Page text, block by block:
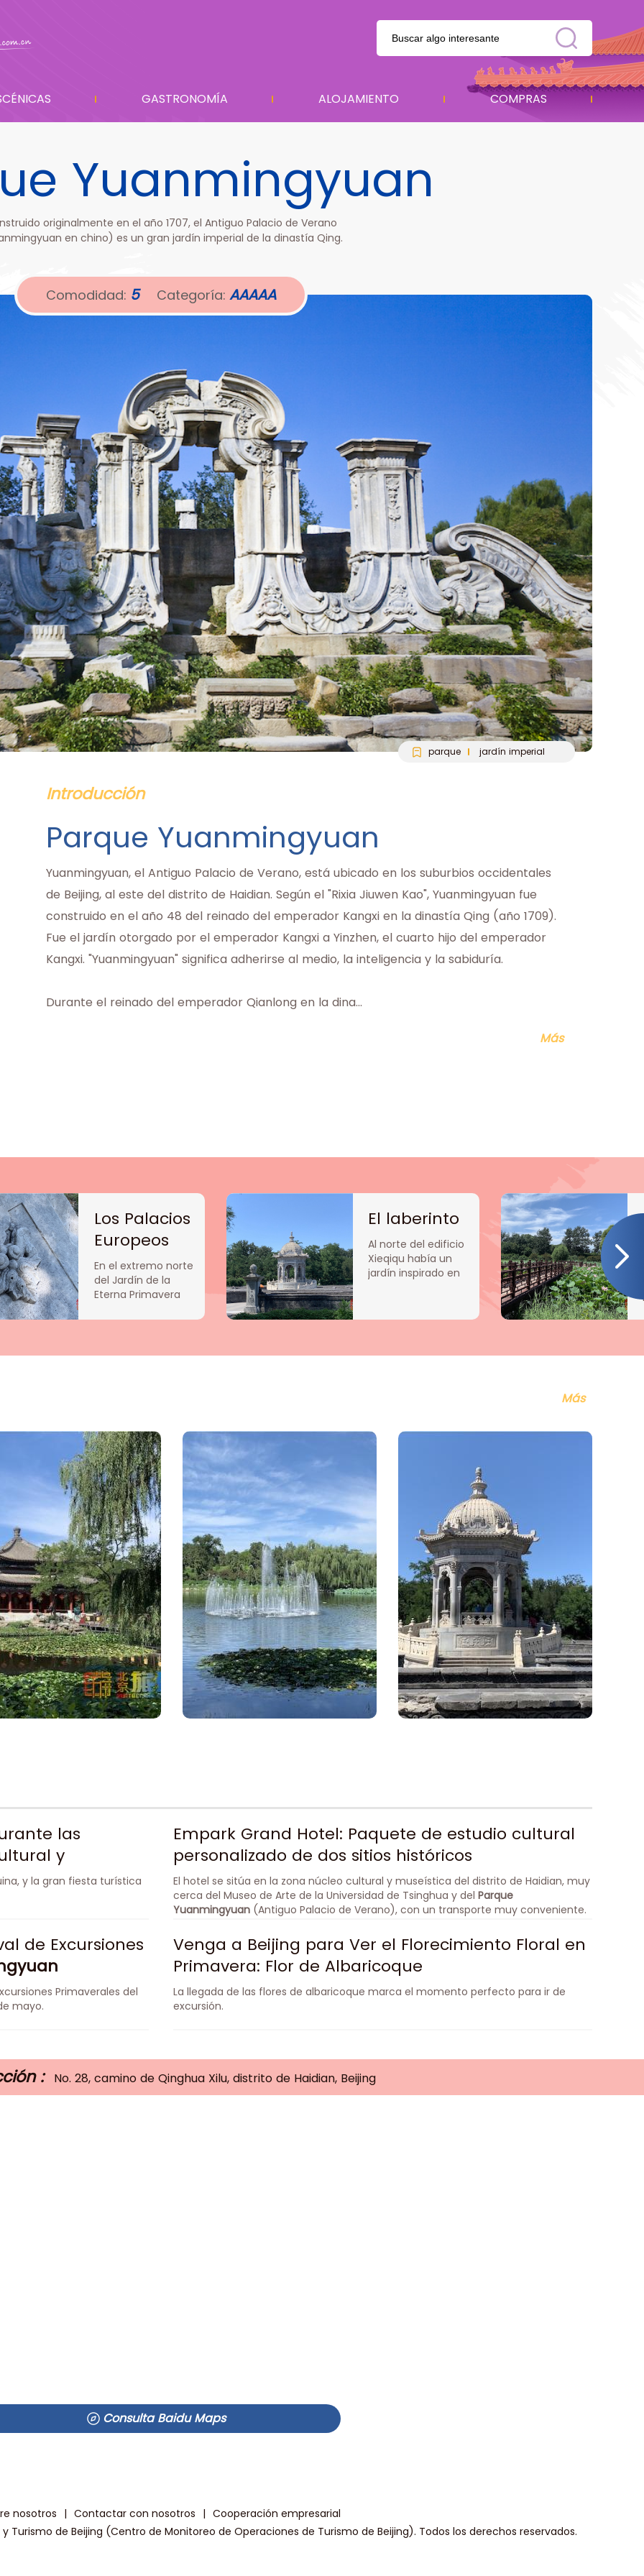
GASTRONOMÍA ALOJAMIENTO COMPRAS
Yuanmingyuan
originalmente en el año 1707, el Antiguo Palacio de Verano
en chino) es un gran jardín imperial de la dinastía Qing.
Comodidad: 5 Categoría: AAAAA
parque jardín imperial
Introducción
Parque Yuanmingyuan
Yuanmingyuan, el Antiguo Palacio de Verano, está ubicado en los suburbios occidentales
de Beijing, al este del distrito de Haidian. Según el "Rixia Jiuwen Kao", Yuanmingyuan fue
construido en el año 48 del reinado del emperador Kangxi en la dinastía Qing (año 1709).
Fue el jardín otorgado por el emperador Kangxi a Yinzhen, el cuarto hijo del emperador
Kangxi. "Yuanmingyuan" significa adherirse al medio, la inteligencia y la sabiduría.
Durante el reinado del emperador Qianlong en la dina...
Más
Los Palacios
Europeos
En el extremo norte
del Jardín de la
Eterna Primavera
un de los tres
Parque
El laberinto
Al norte del edificio
Xieqiqu había un
jardín inspirado en
de la formación
puertas a los
Más
las
y
y la gran fiesta turística
Empark Grand Hotel: Paquete de estudio cultural
personalizado de dos sitios históricos
El hotel se sitúa en la zona núcleo cultural y museística del distrito de Haidian, muy
cerca del Museo de Arte de la Universidad de Tsinghua y del Parque
Yuanmingyuan (Antiguo Palacio de Verano), con un transporte muy conveniente.
de Excursiones
Primaverales del
mayo.
Venga a Beijing para Ver el Florecimiento Floral en
Primavera: Flor de Albaricoque
La llegada de las flores de albaricoque marca el momento perfecto para ir de
excursión.
: No. 28, camino de Qinghua Xilu, distrito de Haidian, Beijing
Consulta Baidu Maps
nosotros | Contactar con nosotros | Cooperación empresarial
Turismo de Beijing (Centro de Monitoreo de Operaciones de Turismo de Beijing). Todos los derechos reservados.